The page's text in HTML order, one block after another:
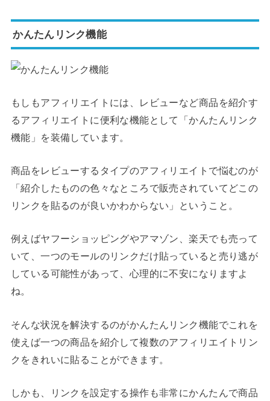
かんたんリンク機能
もしもアフィリエイトには、レビューなど商品を紹介す
るアフィリエイトに便利な機能として「かんたんリンク
機能」を装備しています。
商品をレビューするタイプのアフィリエイトで悩むのが
「紹介したものの色々なところで販売されていてどこの
リンクを貼るのが良いかわからない」ということ。
例えばヤフーショッピングやアマゾン、楽天でも売って
いて、一つのモールのリンクだけ貼っていると売り逃が
している可能性があって、心理的に不安になりますよ
ね。
そんな状況を解決するのがかんたんリンク機能でこれを
使えば一つの商品を紹介して複数のアフィリエイトリン
クをきれいに貼ることができます。
しかも、リンクを設定する操作も非常にかんたんで商品